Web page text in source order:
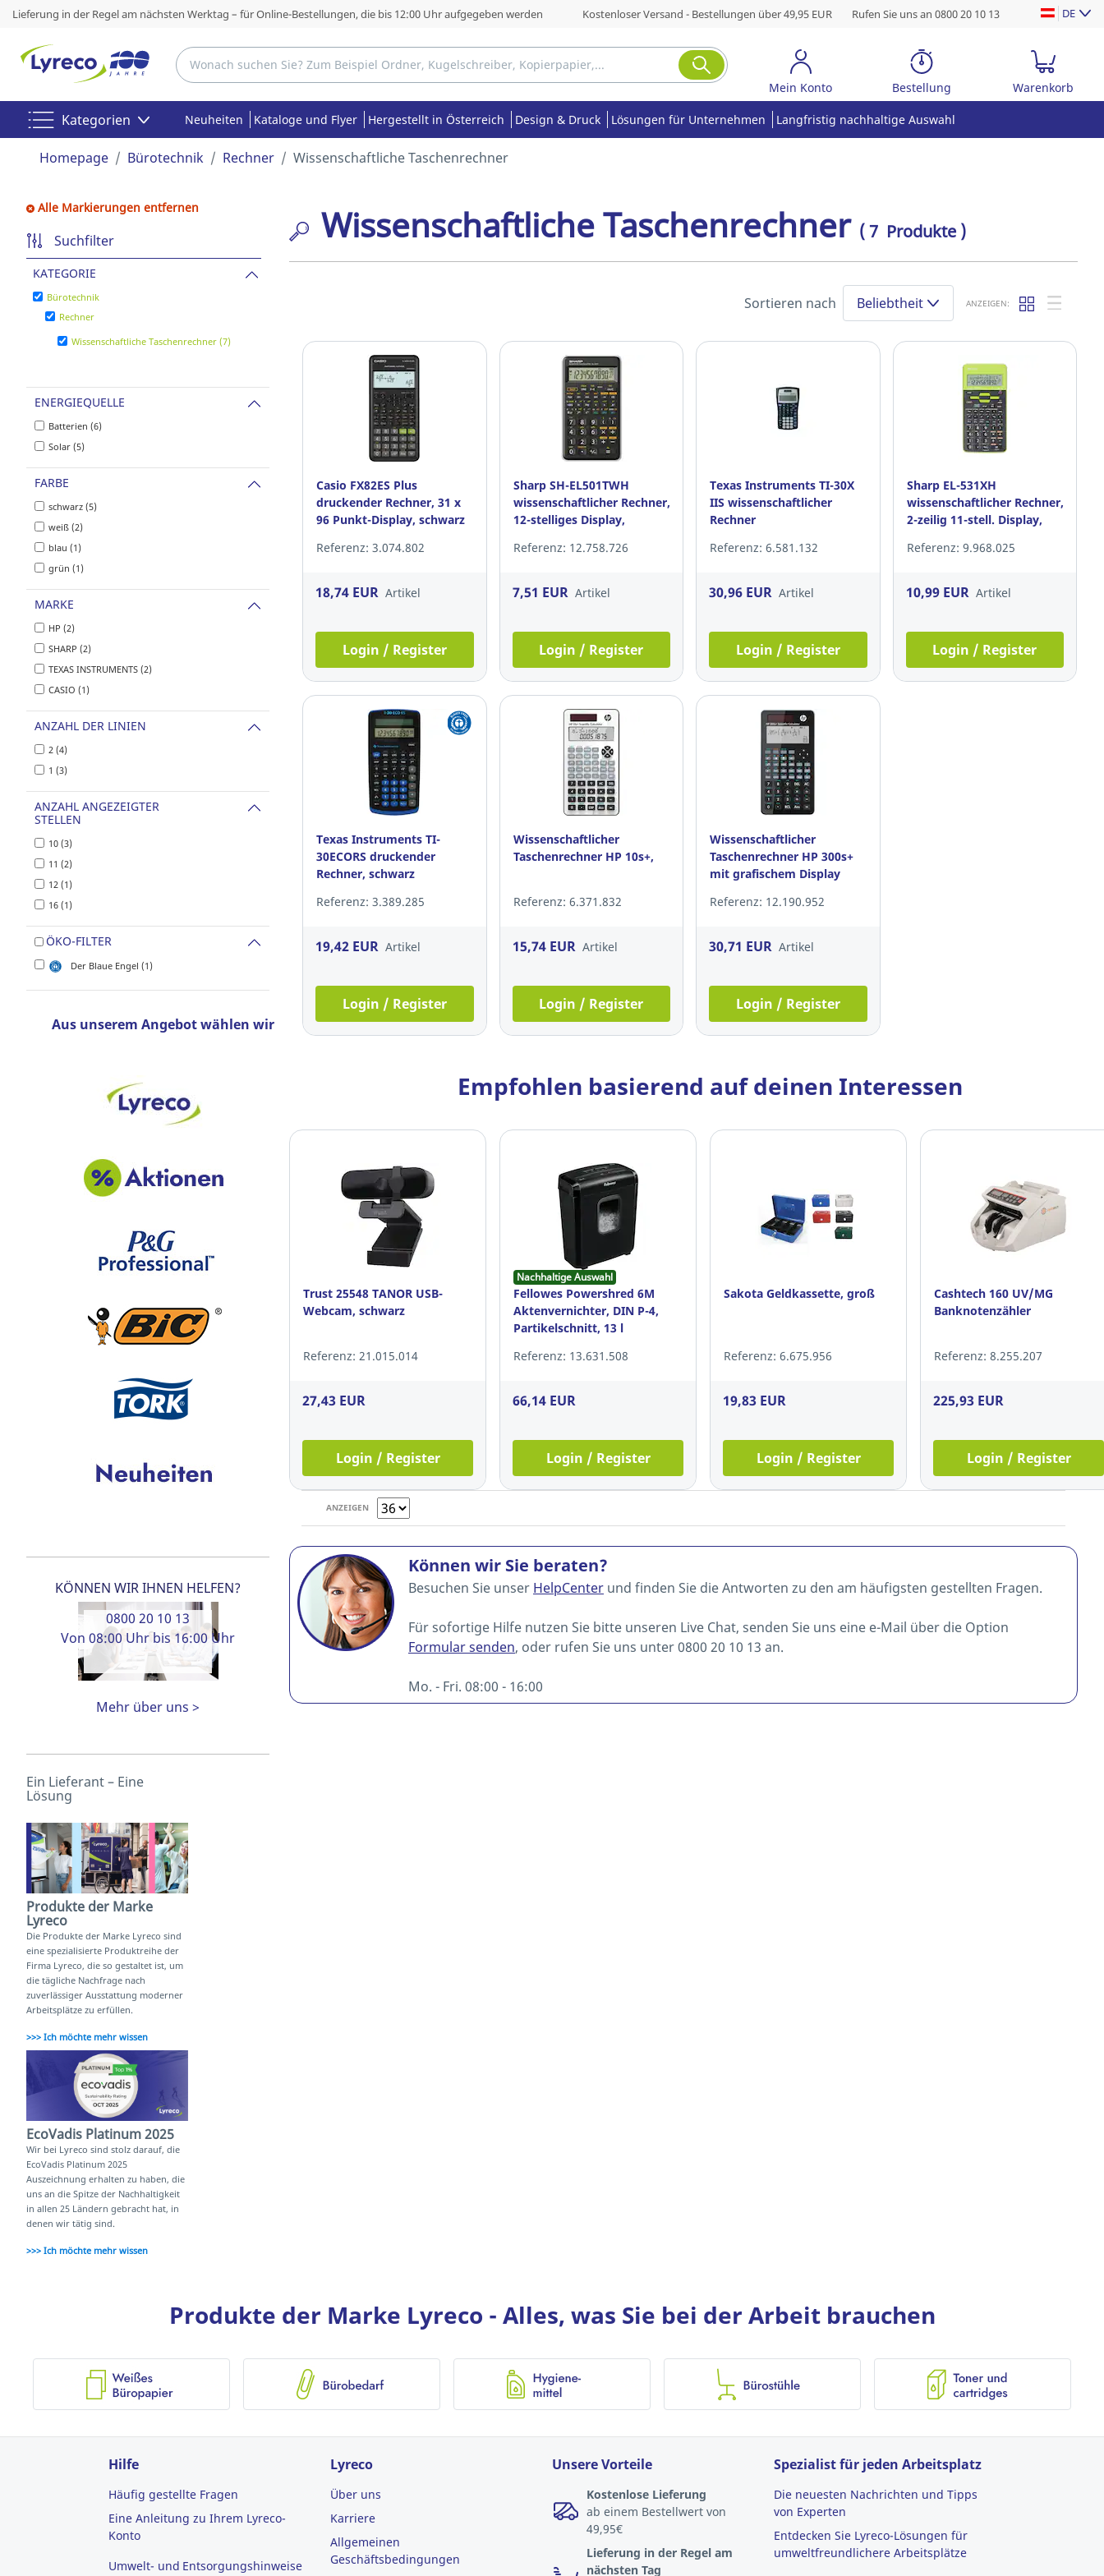
Lieferung in der Regel am nächsten Werktag – für Online-Bestellungen, die bis 12:00 Uhr aufgegeben werden Kostenloser Versand - Bestellungen über 49,95 EUR Rufen Sie uns an 0800 20 10 13 DE
Mein Konto Bestellung Warenkorb
Kategorien Neuheiten Kataloge und Flyer Hergestellt in Österreich Design & Druck Lösungen für Unternehmen Langfristig nachhaltige Auswahl
Homepage Bürotechnik Rechner Wissenschaftliche Taschenrechner
Alle Markierungen entfernen
Suchfilter
KATEGORIE
Bürotechnik
Rechner
Wissenschaftliche Taschenrechner (7)
ENERGIEQUELLE
Batterien (6)
Solar (5)
FARBE
schwarz (5)
weiß (2)
blau (1)
grün (1)
MARKE
HP (2)
SHARP (2)
TEXAS INSTRUMENTS (2)
CASIO (1)
ANZAHL DER LINIEN
2 (4)
1 (3)
ANZAHL ANGEZEIGTER
STELLEN
10 (3)
11 (2)
12 (1)
16 (1)
ÖKO-FILTER
Der Blaue Engel (1)
Aus unserem Angebot wählen wir
KÖNNEN WIR IHNEN HELFEN?
0800 20 10 13
Von 08:00 Uhr bis 16:00 Uhr
Mehr über uns >
Ein Lieferant – Eine
Lösung
Produkte der Marke
Lyreco
Die Produkte der Marke Lyreco sind
eine spezialisierte Produktreihe der
Firma Lyreco, die so gestaltet ist, um
die tägliche Nachfrage nach
zuverlässiger Ausstattung moderner
Arbeitsplätze zu erfüllen.
>>> Ich möchte mehr wissen
EcoVadis Platinum 2025
Wir bei Lyreco sind stolz darauf, die
EcoVadis Platinum 2025
Auszeichnung erhalten zu haben, die
uns an die Spitze der Nachhaltigkeit
in allen 25 Ländern gebracht hat, in
denen wir tätig sind.
>>> Ich möchte mehr wissen
Wissenschaftliche Taschenrechner ( 7 Produkte )
Sortieren nach Beliebtheit ANZEIGEN:
Casio FX82ES Plus
druckender Rechner, 31 x
96 Punkt-Display, schwarz
Referenz: 3.074.802
18,74 EUR Artikel
Login / Register
Sharp SH-EL501TWH
wissenschaftlicher Rechner,
12-stelliges Display,
Referenz: 12.758.726
7,51 EUR Artikel
Login / Register
Texas Instruments TI-30X
IIS wissenschaftlicher
Rechner
Referenz: 6.581.132
30,96 EUR Artikel
Login / Register
Sharp EL-531XH
wissenschaftlicher Rechner,
2-zeilig 11-stell. Display,
Referenz: 9.968.025
10,99 EUR Artikel
Login / Register
Texas Instruments TI-
30ECORS druckender
Rechner, schwarz
Referenz: 3.389.285
19,42 EUR Artikel
Login / Register
Wissenschaftlicher
Taschenrechner HP 10s+,
Referenz: 6.371.832
15,74 EUR Artikel
Login / Register
Wissenschaftlicher
Taschenrechner HP 300s+
mit grafischem Display
Referenz: 12.190.952
30,71 EUR Artikel
Login / Register
Empfohlen basierend auf deinen Interessen
Trust 25548 TANOR USB-
Webcam, schwarz
Referenz: 21.015.014
27,43 EUR
Login / Register
Nachhaltige Auswahl
Fellowes Powershred 6M
Aktenvernichter, DIN P-4,
Partikelschnitt, 13 l
Referenz: 13.631.508
66,14 EUR
Login / Register
Sakota Geldkassette, groß
Referenz: 6.675.956
19,83 EUR
Login / Register
Cashtech 160 UV/MG
Banknotenzähler
Referenz: 8.255.207
225,93 EUR
Login / Register
ANZEIGEN
Können wir Sie beraten?
Besuchen Sie unser HelpCenter und finden Sie die Antworten zu den am häufigsten gestellten Fragen.
Für sofortige Hilfe nutzen Sie bitte unseren Live Chat, senden Sie uns eine e-Mail über die Option
Formular senden, oder rufen Sie uns unter 0800 20 10 13 an.
Mo. - Fri. 08:00 - 16:00
Produkte der Marke Lyreco - Alles, was Sie bei der Arbeit brauchen
Hilfe
Häufig gestellte Fragen
Eine Anleitung zu Ihrem Lyreco-
Konto
Umwelt- und Entsorgungshinweise
Lyreco
Über uns
Karriere
Allgemeinen
Geschäftsbedingungen
Unsere Vorteile
Kostenlose Lieferung
ab einem Bestellwert von
49,95€
Lieferung in der Regel am
nächsten Tag
Spezialist für jeden Arbeitsplatz
Die neuesten Nachrichten und Tipps
von Experten
Entdecken Sie Lyreco-Lösungen für
umweltfreundlichere Arbeitsplätze